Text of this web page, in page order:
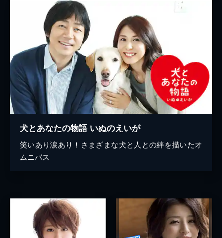
犬とあなたの物語 いぬのえいが
笑いあり涙あり！さまざまな犬と人との絆を描いたオ
ムニバス